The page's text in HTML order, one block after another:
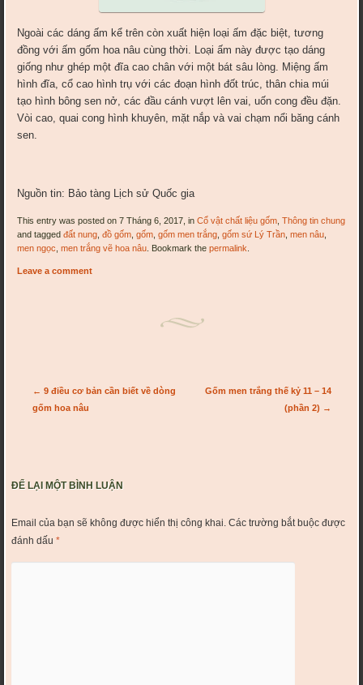
Ngoài các dáng ấm kể trên còn xuất hiện loại ấm đặc biệt, tương
đồng với ấm gốm hoa nâu cùng thời. Loại ấm này được tạo dáng
giống như ghép một đĩa cao chân với một bát sâu lòng. Miệng ấm
hình đĩa, cổ cao hình trụ với các đoạn hình đốt trúc, thân chia múi
tạo hình bông sen nở, các đầu cánh vượt lên vai, uốn cong đều đặn.
Vòi cao, quai cong hình khuyên, mặt nắp và vai chạm nổi băng cánh
sen.
Nguồn tin: Bảo tàng Lịch sử Quốc gia
This entry was posted on 7 Tháng 6, 2017, inCổ vật chất liệu gốm ,Thông tin chung
and taggedđất nung ,đồ gốm ,gốm ,gốm men trắng ,gốm sứ Lý Trần ,men nâu
men ngọc ,men trắng vẽ hoa nâu . Bookmark thepermalink
Leave a comment
Post navigation
← 9 điều cơ bản cần biết về dòng
gốm hoa nâu
Gốm men trắng thế kỷ 11 – 14
(phần 2) →
ĐỂ LẠI MỘT BÌNH LUẬN
Email của bạn sẽ không được hiển thị công khai. Các trường bắt buộc được
đánh dấu *